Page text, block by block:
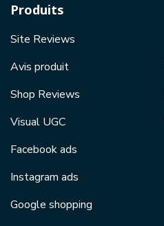
Produits
Site Reviews
Avis produit
Shop Reviews
Visual UGC
Facebook ads
Instagram ads
Google shopping